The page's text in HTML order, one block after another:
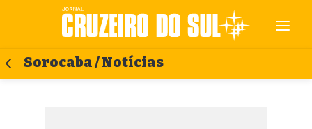
Sorocaba / Notícias